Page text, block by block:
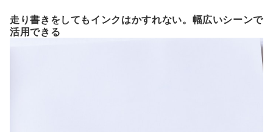
走り書きをしてもインクはかすれない。幅広いシーンで
活用できる